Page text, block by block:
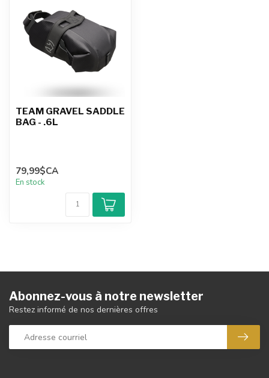
TEAM GRAVEL SADDLE
BAG - .6L
79,99$CA
En stock
Abonnez-vous à notre newsletter
Restez informé de nos dernières offres